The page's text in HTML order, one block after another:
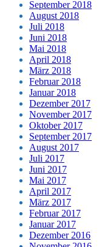
September 2018
August 2018
Juli 2018
Juni 2018
Mai 2018
April 2018
März 2018
Februar 2018
Januar 2018
Dezember 2017
November 2017
Oktober 2017
September 2017
August 2017
Juli 2017
Juni 2017
Mai 2017
April 2017
März 2017
Februar 2017
Januar 2017
Dezember 2016